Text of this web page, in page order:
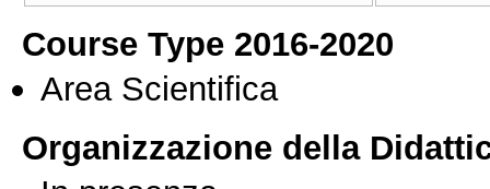
Course Type 2016-2020
Area Scientifica
Organizzazione della